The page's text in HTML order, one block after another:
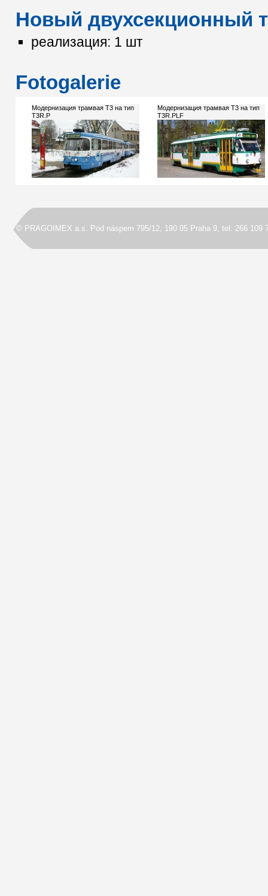
Новый двухсекционный
реализация: 1 шт
Fotogalerie
Модернизация трамвая T3 на тип
T3R.P
Модернизация трамвая T3 на тип
T3R.PLF
© PRAGOIMEX a.s. Pod náspem 795/12, 190 05 Praha 9, tel: 266 109